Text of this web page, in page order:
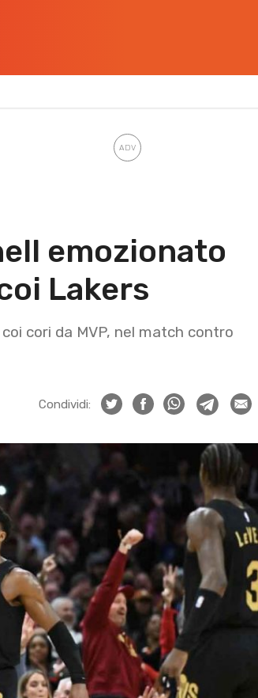
emozionato
Lakers
cori da MVP, nel match contro
Condividi: